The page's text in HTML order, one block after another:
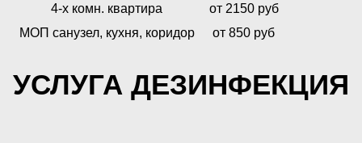
4-х комн. квартира
от 2150 руб
МОП санузел, кухня, коридор
от 850 руб
УСЛУГА ДЕЗИНФЕКЦИЯ